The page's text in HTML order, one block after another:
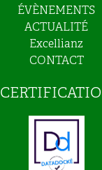
ÉVÈNEMENTS
ACTUALITÉ
Excellianz
CONTACT